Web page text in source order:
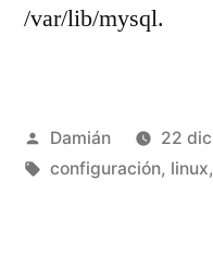
/var/lib/mysql.
Publicado
por
Damián 22
Etiquetas:
configuración, linux,